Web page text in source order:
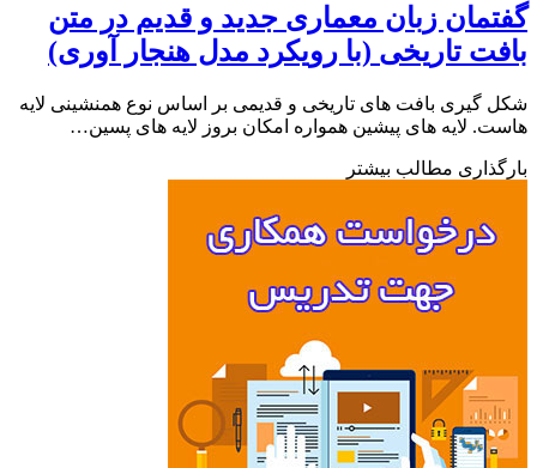
زبان معماری جدید و قدیم در متن
تاریخی (با رویکرد مدل هنجار آوری)
گیری بافت های تاریخی و قدیمی بر اساس نوع همنشینی لایه
لایه های پیشین همواره امکان بروز لایه های پسین…
مطالب بیشتر